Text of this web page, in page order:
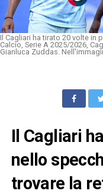
Il Cagliari ha tirato 20 volte in
Calcio, Serie A 2025/2026,
Gianluca Zuddas.
Il Cagliari
nello
trovare la